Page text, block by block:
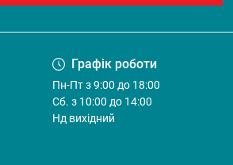
Графік роботи
Пн-Пт з 9:00 до 18:00
Cб. з 10:00 до 14:00
Нд вихідний